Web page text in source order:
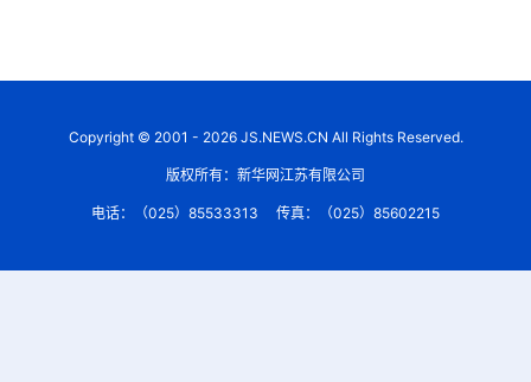
Copyright © 2001 - 2026 JS.NEWS.CN All Rights Reserved.
版权所有：新华网江苏有限公司
电话：（025）85533313 传真：（025）85602215